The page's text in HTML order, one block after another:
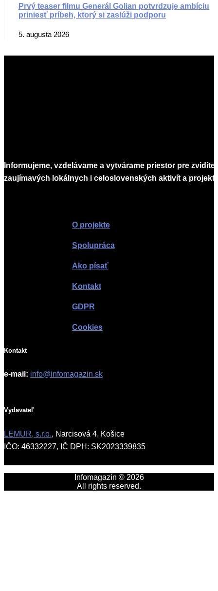
Prvý teaser filmu Generál Golian potvrdzuje ambíciu
priniesť príbeh, ktorý si zaslúži podporu
5. augusta 2026
Informujeme, vzdelávame a vytvárame priestor pre
zaujímavých lokálnych i celoslovenských aktivít a
O projekte
Spolupráca
Ako písať
Kontakt
GDPR
Cookies
Kontakt
e-mail: info@infomagazin.sk
Vydavateľ
LEMUR, s.r.o., Narcisová 4, Košice
IČO: 46332227, IČ DPH: SK2023339835
Infomagazín © 2026
All rights reserved.